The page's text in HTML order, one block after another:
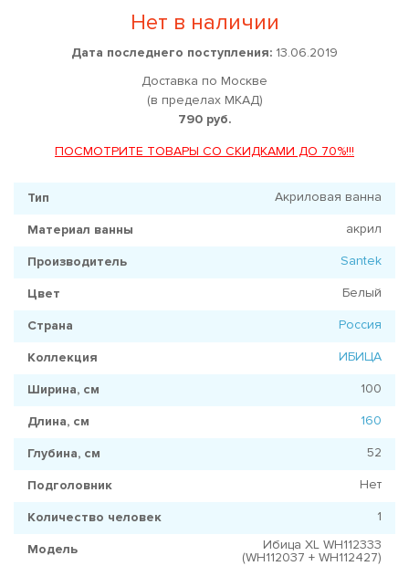
Нет в наличии
Дата последнего поступления: 13.06.2019
Доставка по Москве
(в пределах МКАД)
790 руб.
ПОСМОТРИТЕ ТОВАРЫ СО СКИДКАМИ ДО 70%!!!
Тип Акриловая ванна
Материал ванны акрил
Производитель Santek
Цвет Белый
Страна Россия
Коллекция ИБИЦА
Ширина, см 100
Длина, см 160
Глубина, см 52
Подголовник Нет
Количество человек 1
Модель
Ибица XL WH112333
(WH112037 + WH112427)